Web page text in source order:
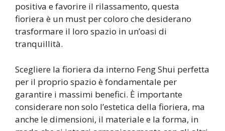
positiva e favorire il rilassamento, questa
fioriera è un must per coloro che desiderano
trasformare il loro spazio in un’oasi di
tranquillità.
Scegliere la fioriera da interno Feng Shui perfetta
per il proprio spazio è fondamentale per
garantire i massimi benefici. È importante
considerare non solo l’estetica della fioriera, ma
anche le dimensioni, il materiale e la forma, in